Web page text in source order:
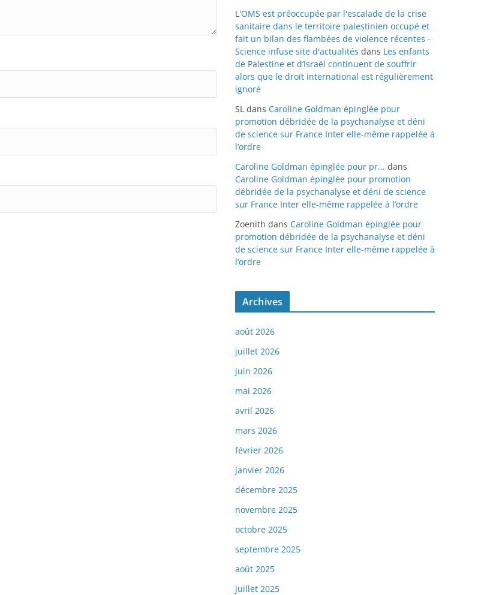
L'OMS est préoccupée par l'escalade de la crise
sanitaire dans le territoire palestinien occupé et
fait un bilan des flambées de violence récentes -
Science infuse site d'actualités dans Les enfants
de Palestine et d’Israël continuent de souffrir
alors que le droit international est régulièrement
ignoré
SL dans Caroline Goldman épinglée pour
promotion débridée de la psychanalyse et déni
de science sur France Inter elle-même rappelée à
l’ordre
Caroline Goldman épinglée pour pr... dans
Caroline Goldman épinglée pour promotion
débridée de la psychanalyse et déni de science
sur France Inter elle-même rappelée à l’ordre
Zoenith dans Caroline Goldman épinglée pour
promotion débridée de la psychanalyse et déni
de science sur France Inter elle-même rappelée à
l’ordre
Archives
août 2026
juillet 2026
juin 2026
mai 2026
avril 2026
mars 2026
février 2026
janvier 2026
décembre 2025
novembre 2025
octobre 2025
septembre 2025
août 2025
juillet 2025